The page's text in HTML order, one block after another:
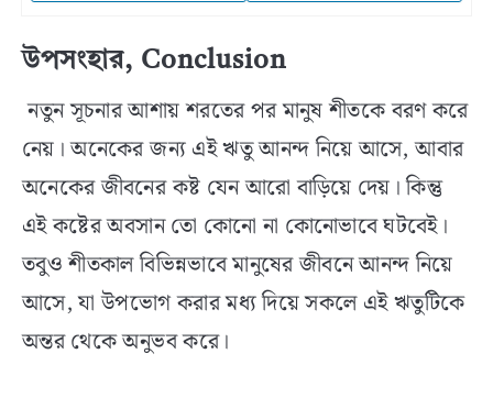
উপসংহার, Conclusion
নতুন সূচনার আশায় শরতের পর মানুষ শীতকে বরণ করে
নেয়। অনেকের জন্য এই ঋতু আনন্দ নিয়ে আসে, আবার
অনেকের জীবনের কষ্ট যেন আরো বাড়িয়ে দেয়। কিন্তু
এই কষ্টের অবসান তো কোনো না কোনোভাবে ঘটবেই।
তবুও শীতকাল বিভিন্নভাবে মানুষের জীবনে আনন্দ নিয়ে
আসে, যা উপভোগ করার মধ্য দিয়ে সকলে এই ঋতুটিকে
অন্তর থেকে অনুভব করে।